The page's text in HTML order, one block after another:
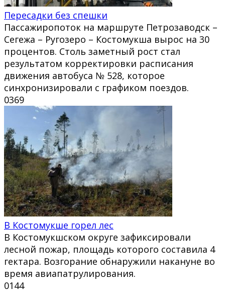
Пересадки без спешки
Пассажиропоток на маршруте Петрозаводск –
Сегежа – Ругозеро – Костомукша вырос на 30
процентов. Столь заметный рост стал
результатом корректировки расписания
движения автобуса № 528, которое
синхронизировали с графиком поездов.
0369
В Костомукше горел лес
В Костомукшском округе зафиксировали
лесной пожар, площадь которого составила 4
гектара. Возгорание обнаружили накануне во
время авиапатрулирования.
0144